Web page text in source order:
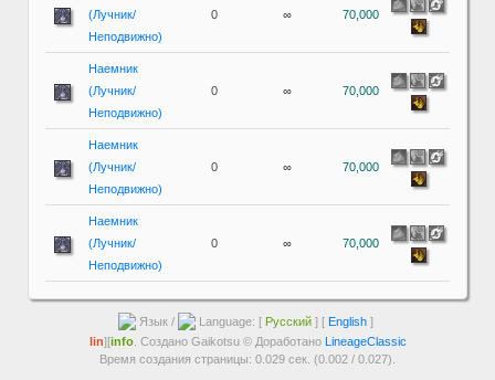
(Лучник/
Неподвижно)
0 ∞ 70,000
Наемник
(Лучник/
Неподвижно)
0 ∞ 70,000
Наемник
(Лучник/
Неподвижно)
0 ∞ 70,000
Наемник
(Лучник/
Неподвижно)
0 ∞ 70,000
Язык / Language: [ Русский ] [ English ]
lin][info. Создано Gaikotsu © Доработано LineageClassic
Время создания страницы: 0.029 сек. (0.002 / 0.027).